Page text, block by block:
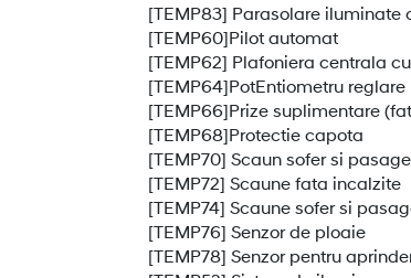
[TEMP83] Parasolare iluminate
[TEMP60]Pilot automat
[TEMP62] Plafoniera centrala
[TEMP64]PotEntiometru
[TEMP66]Prize suplimentare
[TEMP68]Protectie capota
[TEMP70] Scaun sofer si
[TEMP72] Scaune fata incalzite
[TEMP74] Scaune sofer si
[TEMP76] Senzor de ploaie
[TEMP78] Senzor pentru